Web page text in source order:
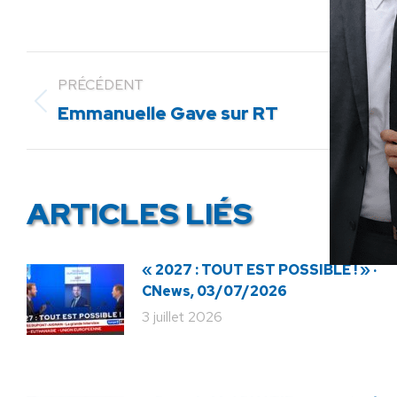
PRÉCÉDENT
Article
:
Emmanuelle Gave sur RT
ARTICLES LIÉS
« 2027 : TOUT EST POSSIBLE ! » ·
CNews, 03/07/2026
3 juillet 2026